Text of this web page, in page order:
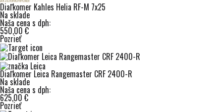
Diaľkomer Kahles Helia RF-M 7x25
Na sklade
Naša cena s dph:
550,00 €
Pozrieť
Diaľkomer Leica Rangemaster CRF 2400-R
Na sklade
Naša cena s dph:
625,00 €
Pozrieť